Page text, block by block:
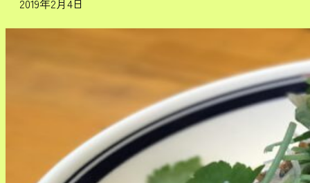
2019年2月4日